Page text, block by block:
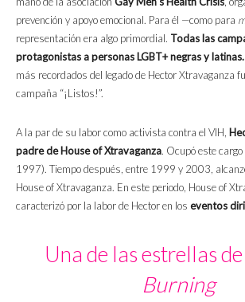
prevención y apoyo emocional. Para él —como para
representación era algo primordial. Todas las
protagonistas a personas LGBT+ negras y latinas.
más recordados del legado de Hector Xtravaganza
campaña “¡Listos!”.
A la par de su labor como activista contra el VIH,
padre de House of Xtravaganza. Ocupó este
1997). Tiempo después, entre 1999 y 2003,
House of Xtravaganza. En este periodo, House of
caracterizó por la labor de Hector en los eventos
Una de las estrellas de
Burning